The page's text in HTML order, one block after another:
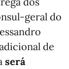
geral do
de
será